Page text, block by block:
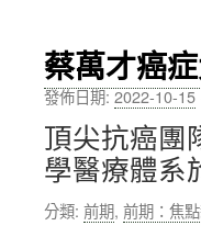
蔡萬才癌
發佈日期:2022-10-15
頂尖抗癌團
學醫療體系
分類: 前期, 前期：焦